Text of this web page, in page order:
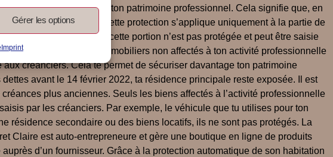
Gérer les options
Imprint
séparé de ton patrimoine professionnel. Cela signifie que, en
Cependant, cette protection s’applique uniquement à la partie de
(bureau, atelier, etc.), cette portion n’est pas protégée et peut être saisie
d’autres biens immobiliers non affectés à ton activité professionnelle
créanciers. Cela te permet de sécuriser davantage ton patrimoine
avant le 14 février 2022, ta résidence principale reste exposée. Il est
plus anciennes. Seuls les biens affectés à l’activité professionnelle
par les créanciers. Par exemple, le véhicule que tu utilises pour ton
résidence secondaire ou des biens locatifs, ils ne sont pas protégés. La
Claire est auto-entrepreneure et gère une boutique en ligne de produits
d’un fournisseur. Grâce à la protection automatique de son habitation